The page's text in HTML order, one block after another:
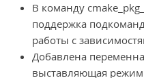
В команду
поддержка
работы с
Добавлена
выставляющая режим